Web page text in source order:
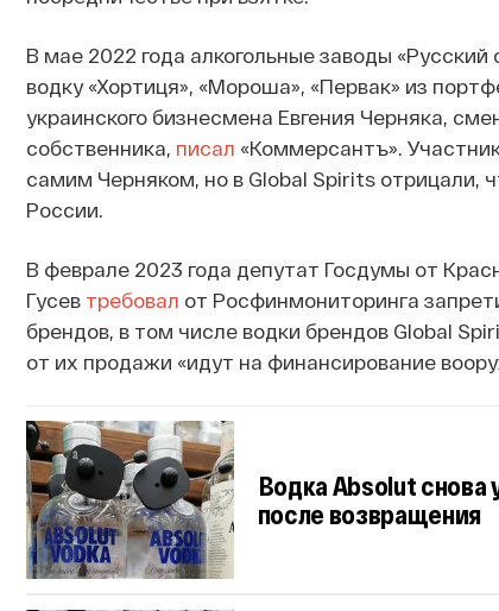
В мае 2022 года алкогольные заводы
водку «Хортиця», «Мороша», «Первак» из
украинского бизнесмена Евгения Черняка,
собственника, писал «Коммерсантъ».
самим Черняком, но в Global Spirits отрицали,
России.
В феврале 2023 года депутат Госдумы от
Гусев требовал от Росфинмониторинга
брендов, в том числе водки брендов Global
от их продажи «идут на финансирование
Водка Absolut снова
после возвращения